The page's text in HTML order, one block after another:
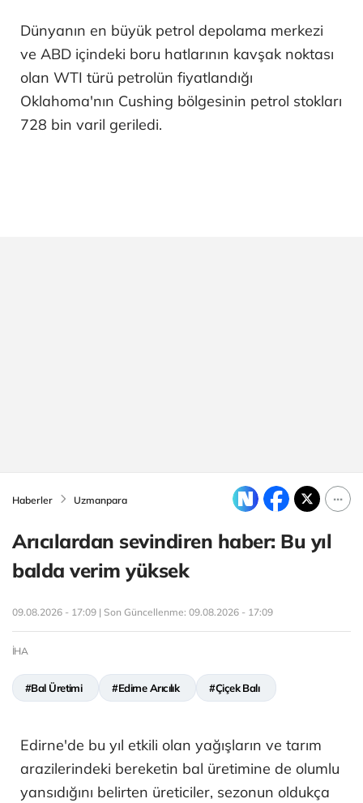
Dünyanın en büyük petrol depolama merkezi
ve ABD içindeki boru hatlarının kavşak noktası
olan WTI türü petrolün fiyatlandığı
Oklahoma'nın Cushing bölgesinin petrol stokları
728 bin varil geriledi.
Haberler Uzmanpara
Arıcılardan sevindiren haber: Bu yıl
balda verim yüksek
09.08.2026 - 17:09 | Son Güncellenme: 09.08.2026 - 17:09
İHA
#Bal Üretimi #Edirne Arıcılık #Çiçek Balı
Edirne'de bu yıl etkili olan yağışların ve tarım
arazilerindeki bereketin bal üretimine de olumlu
yansıdığını belirten üreticiler, sezonun oldukça